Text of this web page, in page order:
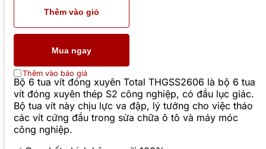
Thêm vào giỏ
Mua ngay
Thêm vào báo giá
Bộ 6 tua vít đóng xuyên Total THGSS2606 là bộ 6 tua
vít đóng xuyên thép S2 công nghiệp, có đầu lục giác.
Bộ tua vít này chịu lực va đập, lý tưởng cho việc tháo
các vít cứng đầu trong sửa chữa ô tô và máy móc
công nghiệp.